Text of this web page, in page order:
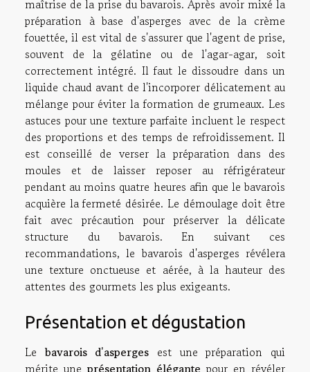
maîtrise de la prise du bavarois. Après avoir mixé la
préparation à base d'asperges avec de la crème
fouettée, il est vital de s'assurer que l'agent de prise,
souvent de la gélatine ou de l'agar-agar, soit
correctement intégré. Il faut le dissoudre dans un
liquide chaud avant de l'incorporer délicatement au
mélange pour éviter la formation de grumeaux. Les
astuces pour une texture parfaite incluent le respect
des proportions et des temps de refroidissement. Il
est conseillé de verser la préparation dans des
moules et de laisser reposer au réfrigérateur
pendant au moins quatre heures afin que le bavarois
acquière la fermeté désirée. Le démoulage doit être
fait avec précaution pour préserver la délicate
structure du bavarois. En suivant ces
recommandations, le bavarois d'asperges révélera
une texture onctueuse et aérée, à la hauteur des
attentes des gourmets les plus exigeants.
Présentation et dégustation
Le bavarois d'asperges est une préparation qui
mérite une présentation élégante pour en révéler